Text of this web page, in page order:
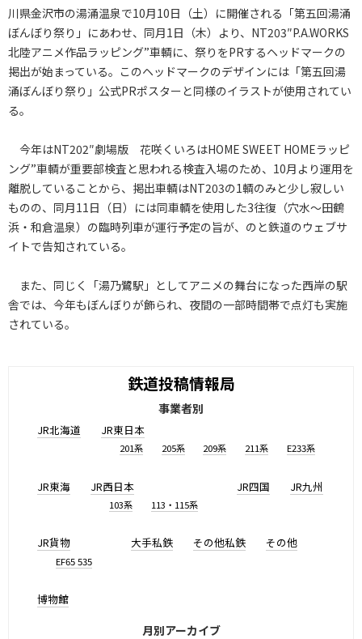
川県金沢市の湯涌温泉で10月10日（土）に開催される「第五回湯涌
ぼんぼり祭り」にあわせ、同月1日（木）より、NT203″P.A.WORKS
北陸アニメ作品ラッピング”車輌に、祭りをPRするヘッドマークの
掲出が始まっている。このヘッドマークのデザインには「第五回湯
涌ぼんぼり祭り」公式PRポスターと同様のイラストが使用されてい
る。
今年はNT202″劇場版 花咲くいろはHOME SWEET HOMEラッピ
ング”車輌が重要部検査と思われる検査入場のため、10月より運用を
離脱していることから、掲出車輌はNT203の1輌のみと少し寂しい
ものの、同月11日（日）には同車輌を使用した3往復（穴水～田鶴
浜・和倉温泉）の臨時列車が運行予定の旨が、のと鉄道のウェブサ
イトで告知されている。
また、同じく「湯乃鷺駅」としてアニメの舞台になった西岸の駅
舎では、今年もぼんぼりが飾られ、夜間の一部時間帯で点灯も実施
されている。
鉄道投稿情報局
事業者別
JR北海道 JR東日本
201系 205系 209系 211系 E233系
JR東海 JR西日本
103系 113・115系
JR四国 JR九州
JR貨物
EF65 535
大手私鉄 その他私鉄 その他
博物館
月別アーカイブ